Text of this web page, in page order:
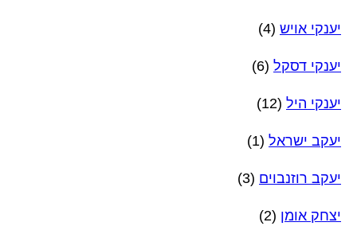
יענקי אויש (4)
יענקי דסקל (6)
יענקי היל (12)
יעקב ישראל (1)
יעקב רוזנבוים (3)
יצחק אומן (2)